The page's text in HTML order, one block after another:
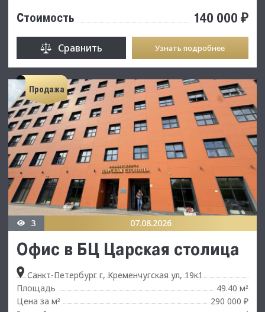
Стоимость 140 000 ₽
Сравнить Узнать подробнее
Продажа
3 07.08.2026
Офис в БЦ Царская столица
Санкт-Петербург г, Кременчугская ул, 19к1
Площадь
49.40 м²
Цена за м²
290 000 ₽